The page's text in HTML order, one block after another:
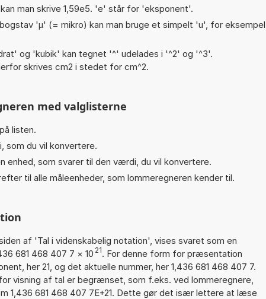
man skrive 1,59e5. 'e' står for 'eksponent'.
'µ' (= mikro) kan man bruge et simpelt 'u', for eksempel
og 'kubik' kan tegnet '^' udelades i '^2' og '^3'.
skrives cm2 i stedet for cm^2.
med valglisterne
listen.
som du vil konvertere.
enhed, som svarer til den værdi, du vil konvertere.
til alle måleenheder, som lommeregneren kender til.
af 'Tal i videnskabelig notation', vises svaret som en
681 468 407 7 × 10 21. For denne form for præsentation
her 21, og det aktuelle nummer, her 1,436 681 468 407 7.
visning af tal er begrænset, som f.eks. ved lommeregnere,
1,436 681 468 407 7E+21. Dette gør det især lettere at læse